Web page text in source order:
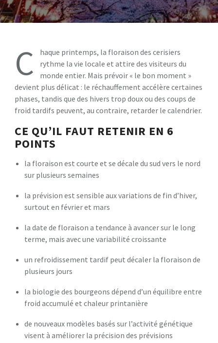
C
haque printemps, la floraison des cerisiers
rythme la vie locale et attire des visiteurs du
monde entier. Mais prévoir « le bon moment »
devient plus délicat : le réchauffement accélère certaines
phases, tandis que des hivers trop doux ou des coups de
froid tardifs peuvent, au contraire, retarder le calendrier.
CE QU’IL FAUT RETENIR EN 6
POINTS
la floraison est courte et se décale du sud vers le nord
sur plusieurs semaines
la prévision est sensible aux variations de fin d’hiver,
surtout en février et mars
la date de floraison a tendance à avancer sur le long
terme, mais avec une variabilité croissante
un refroidissement tardif peut décaler la floraison de
plusieurs jours
la biologie des bourgeons dépend d’un équilibre entre
froid accumulé et chaleur printanière
de nouveaux modèles basés sur l’activité génétique
visent à améliorer la précision des prévisions